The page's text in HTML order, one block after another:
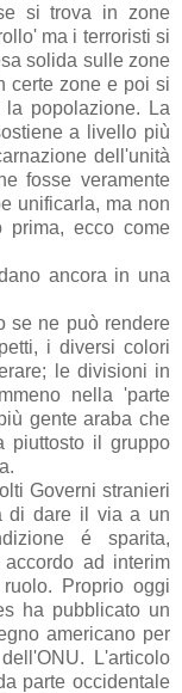
si trova in zone
ma i terroristi si
solida sulle zone
certe zone e poi si
popolazione. La
a livello più
dell'unità
fosse veramente
unificarla, ma non
prima, ecco come
ancora in una
se ne può rendere
i diversi colori
le divisioni in
nella 'parte
gente araba che
piuttosto il gruppo
Governi stranieri
di dare il via a un
é sparita,
ad interim
Proprio oggi
ha pubblicato un
americano per
L'articolo
parte occidentale